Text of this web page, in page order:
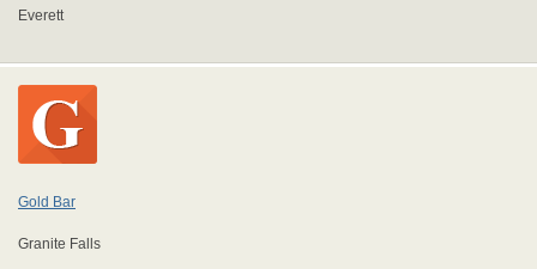
Everett
Gold Bar
Granite Falls